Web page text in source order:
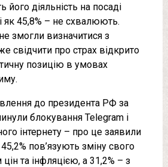
діяльність на посаді
як 45,8% – не схвалюють.
змогли визначитися з
свідчити про страх відкрито
позицію в умовах
до президента РФ за
блокування Telegram і
інтернету – про це заявили
пов’язують зміну свого
та інфляцією, а 31,2% – з